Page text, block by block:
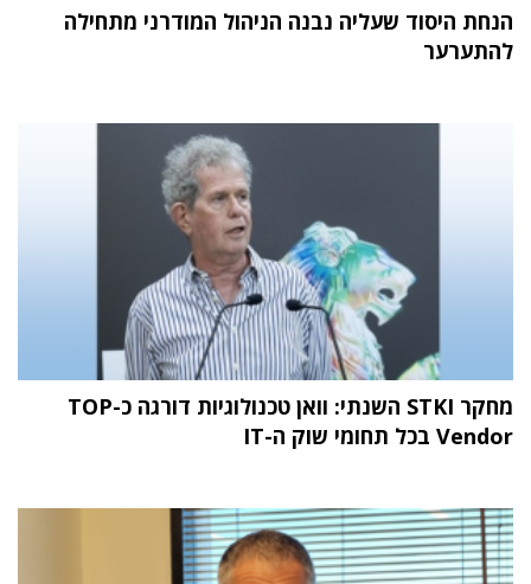
הנחת היסוד שעליה נבנה הניהול המודרני מתחילה
להתערער
מחקר STKI השנתי: וואן טכנולוגיות דורגה כ-TOP
Vendor בכל תחומי שוק ה-IT